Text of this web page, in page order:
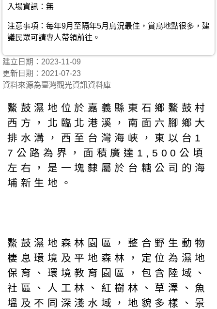
入場資訊：無
注意事項：每年9月至隔年5月鳥況最佳，賞鳥地點很多，建
議民眾可請專人帶領前往。
建立日期：2023-11-09
更新日期：2021-07-23
資料來源為臺灣觀光資訊資料庫
鰲鼓濕地位於嘉義縣東石鄉鰲鼓村
西方，北臨北港溪，南面六腳鄉大
排水溝，西至台灣海峽，東以台1
7公路為界，面積廣達1,500公頃
左右，是一塊隸屬於台糖公司的海
埔新生地。
鰲鼓濕地森林園區，整合野生動物
棲息環境及平地森林，定位為濕地
保育、環境教育園區，包含陸域、
社區、人工林、紅樹林、草澤、魚
塭及不同深淺水域，地貌多樣、景